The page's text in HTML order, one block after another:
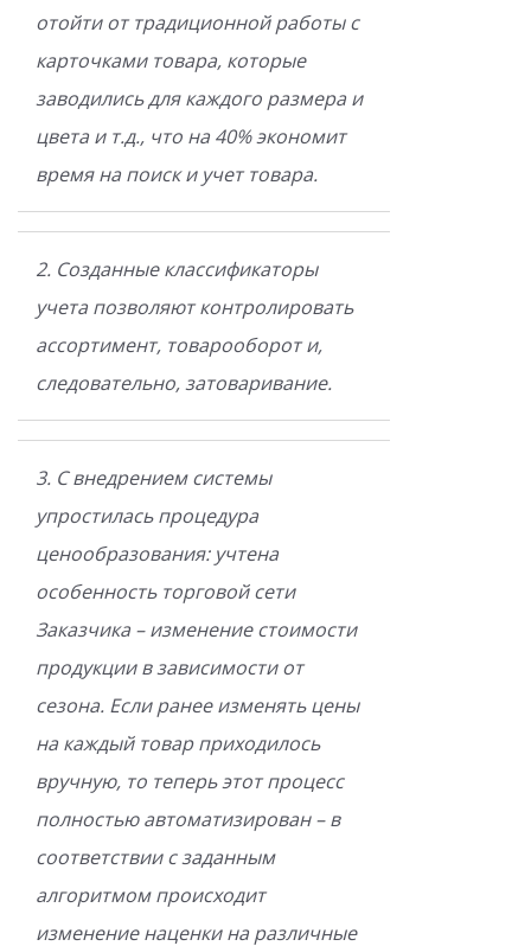
отойти от традиционной работы с
карточками товара, которые
заводились для каждого размера и
цвета и т.д., что на 40% экономит
время на поиск и учет товара.
2. Созданные классификаторы
учета позволяют контролировать
ассортимент, товарооборот и,
следовательно, затоваривание.
3. С внедрением системы
упростилась процедура
ценообразования: учтена
особенность торговой сети
Заказчика – изменение стоимости
продукции в зависимости от
сезона. Если ранее изменять цены
на каждый товар приходилось
вручную, то теперь этот процесс
полностью автоматизирован – в
соответствии с заданным
алгоритмом происходит
изменение наценки на различные